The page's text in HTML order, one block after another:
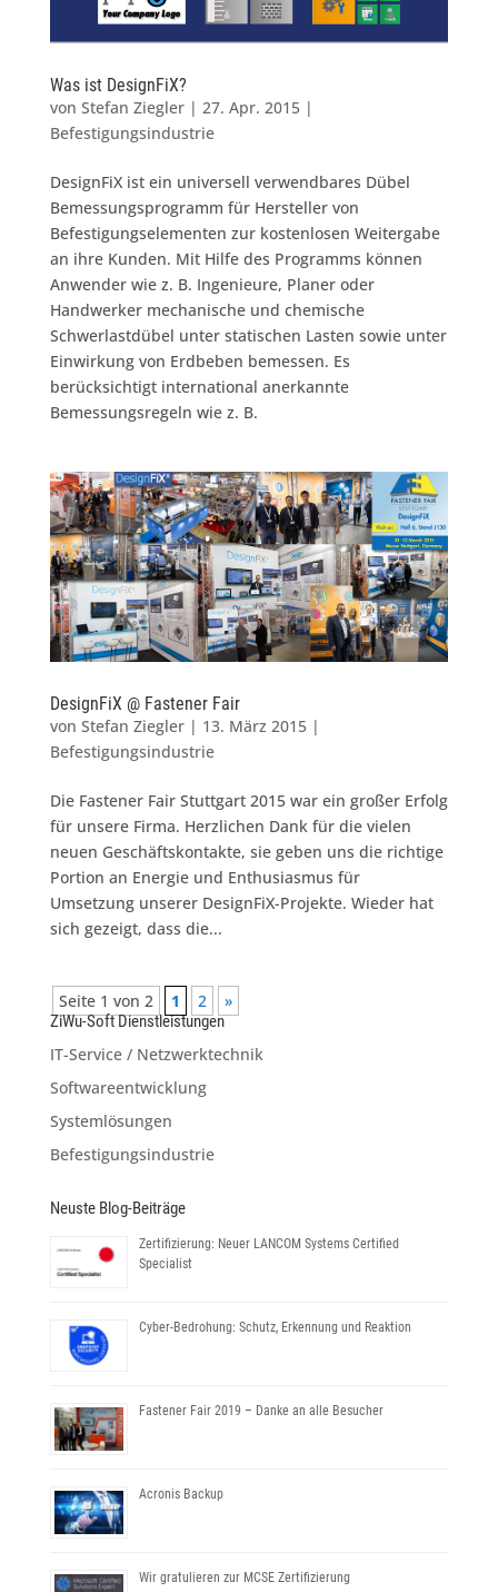
Was ist DesignFiX?
von Stefan Ziegler| 27. Apr. 2015|
Befestigungsindustrie
DesignFiX ist ein universell verwendbares Dübel
Bemessungsprogramm für Hersteller von
Befestigungselementen zur kostenlosen Weitergabe
an ihre Kunden. Mit Hilfe des Programms können
Anwender wie z. B. Ingenieure, Planer oder
Handwerker mechanische und chemische
Schwerlastdübel unter statischen Lasten sowie unter
Einwirkung von Erdbeben bemessen. Es
berücksichtigt international anerkannte
Bemessungsregeln wie z. B.
DesignFiX @ Fastener Fair
von Stefan Ziegler| 13. März 2015|
Befestigungsindustrie
Die Fastener Fair Stuttgart 2015 war ein großer Erfolg
für unsere Firma. Herzlichen Dank für die vielen
neuen Geschäftskontakte, sie geben uns die richtige
Portion an Energie und Enthusiasmus für
Umsetzung unserer DesignFiX-Projekte. Wieder hat
sich gezeigt, dass die...
Seite 1 von 2 1 2 »
ZiWu-Soft Dienstleistungen
IT-Service / Netzwerktechnik
Softwareentwicklung
Systemlösungen
Befestigungsindustrie
Neuste Blog-Beiträge
Zertifizierung: Neuer LANCOM Systems Certified
Specialist
Cyber-Bedrohung: Schutz, Erkennung und Reaktion
Fastener Fair 2019 – Danke an alle Besucher
Acronis Backup
Wir gratulieren zur MCSE Zertifizierung